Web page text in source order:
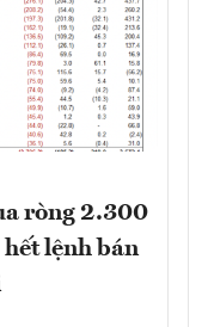
ròng 2.300
lệnh bán